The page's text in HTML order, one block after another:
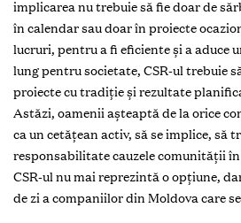
implicarea nu trebuie să fie doar de
în calendar sau doar în proiecte
lucruri, pentru a fi eficiente și a aduce
lung pentru societate, CSR-ul trebuie
proiecte cu tradiție și rezultate
Astăzi, oamenii așteaptă de la orice
ca un cetățean activ, să se implice, să
responsabilitate cauzele comunității
CSR-ul nu mai reprezintă o opțiune,
de zi a companiilor din Moldova care